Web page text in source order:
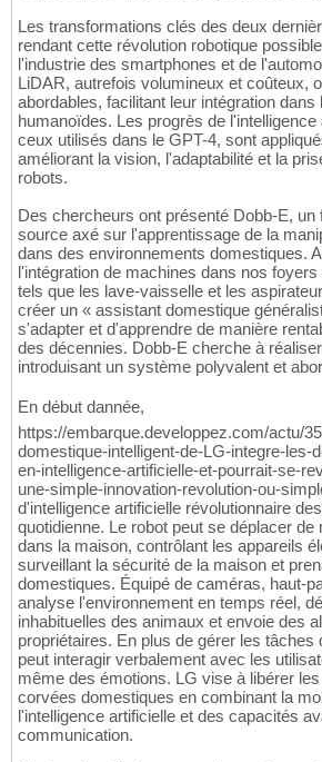
Les transformations clés des deux
rendant cette révolution robotique
l'industrie des smartphones et de
LiDAR, autrefois volumineux et coûteux,
abordables, facilitant leur intégration dans
humanoïdes. Les progrès de
ceux utilisés dans le GPT-4, sont
améliorant la vision, l'adaptabilité et la
robots.
Des chercheurs ont présenté Dobb-E, un
source axé sur l'apprentissage de la
dans des environnements domestiques.
l'intégration de machines dans nos
tels que les lave-vaisselle et les
créer un « assistant domestique
s'adapter et d'apprendre de manière
des décennies. Dobb-E cherche à
introduisant un système polyvalent et
En début dannée,
https://embarque.developpez.com/actu/
domestique-intelligent-de-LG-integre-les-
en-intelligence-artificielle-et-pourrait-se-
une-simple-innovation-revolution-ou-
d'intelligence artificielle révolutionnaire
quotidienne. Le robot peut se déplacer de
dans la maison, contrôlant les appareils
surveillant la sécurité de la maison et
domestiques. Équipé de caméras, haut-
analyse l'environnement en temps réel,
inhabituelles des animaux et envoie des
propriétaires. En plus de gérer les tâches
peut interagir verbalement avec les
même des émotions. LG vise à libérer
corvées domestiques en combinant la
l'intelligence artificielle et des capacités
communication.